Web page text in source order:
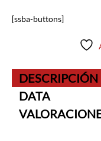
[ssba-buttons]
DESCRIPCIÓN
DATA